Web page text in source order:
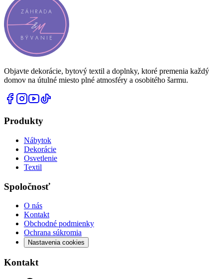
Objavte dekorácie, bytový textil a doplnky, ktoré premenia každý
domov na útulné miesto plné atmosféry a osobitého šarmu.
Produkty
Nábytok
Dekorácie
Osvetlenie
Textil
Spoločnosť
O nás
Kontakt
Obchodné podmienky
Ochrana súkromia
Nastavenia cookies
Kontakt